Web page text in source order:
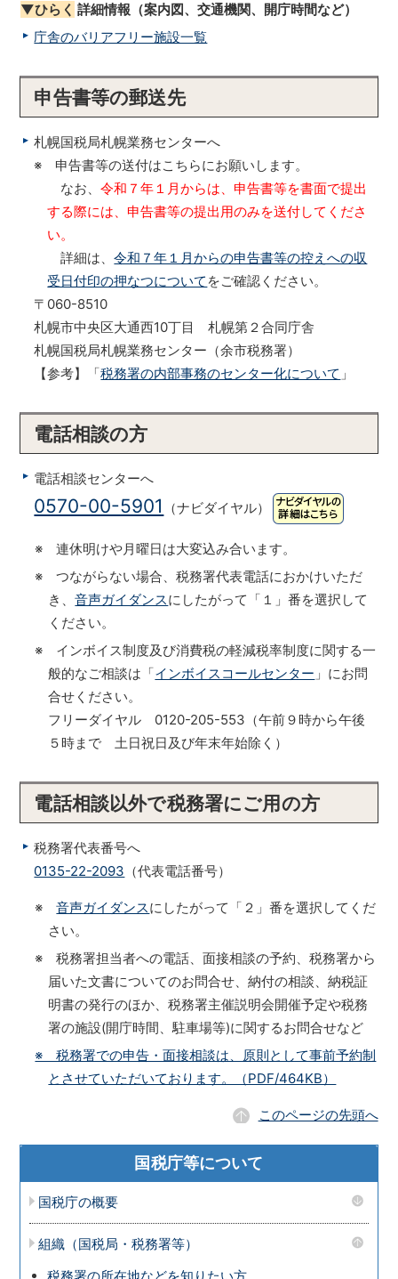
▼ひらく 詳細情報（案内図、交通機関、開庁時間など）
庁舎のバリアフリー施設一覧
申告書等の郵送先
札幌国税局札幌業務センターへ
※ 申告書等の送付はこちらにお願いします。
なお、令和７年１月からは、申告書等を書面で提出
する際には、申告書等の提出用のみを送付してくださ
い。
詳細は、令和７年１月からの申告書等の控えへの収
受日付印の押なつについて をご確認ください。
〒060-8510
札幌市中央区大通西10丁目 札幌第２合同庁舎
札幌国税局札幌業務センター（余市税務署）
【参考】「税務署の内部事務のセンター化について 」
電話相談の方
電話相談センターへ
0570-00-5901 （ナビダイヤル）
※ 連休明けや月曜日は大変込み合います。
※ つながらない場合、税務署代表電話におかけいただ
き、音声ガイダンスにしたがって「１」番を選択して
ください。
※ インボイス制度及び消費税の軽減税率制度に関する一
般的なご相談は「インボイスコールセンター 」にお問
合せください。
フリーダイヤル 0120-205-553（午前９時から午後
５時まで 土日祝日及び年末年始除く）
電話相談以外で税務署にご用の方
税務署代表番号へ
0135-22-2093 （代表電話番号）
※音声ガイダンスにしたがって「２」番を選択してくだ
さい。
※ 税務署担当者への電話、面接相談の予約、税務署から
届いた文書についてのお問合せ、納付の相談、納税証
明書の発行のほか、税務署主催説明会開催予定や税務
署の施設(開庁時間、駐車場等)に関するお問合せなど
※ 税務署での申告・面接相談は、原則として事前予約制
とさせていただいております。（PDF/464KB）
このページの先頭へ
国税庁等について
国税庁の概要
組織（国税局・税務署等）